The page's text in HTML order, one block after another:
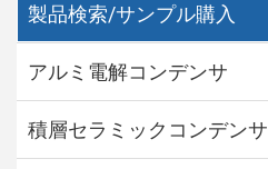
製品検索/サンプル購入
アルミ電解コンデンサ
積層セラミックコンデンサ